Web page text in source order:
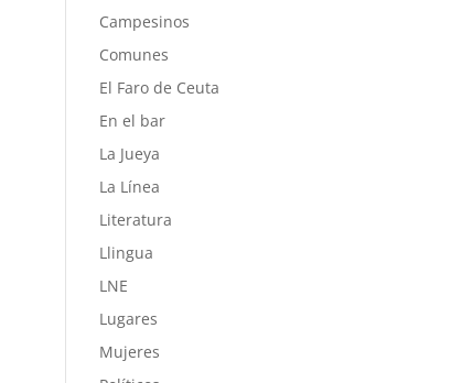
Campesinos
Comunes
El Faro de Ceuta
En el bar
La Jueya
La Línea
Literatura
Llingua
LNE
Lugares
Mujeres